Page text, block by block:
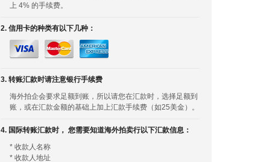
上 4% 的手续费。
2. 信用卡的种类有以下几种：
3. 转账汇款时请注意银行手续费
海外拍企会要求足额到账，所以请您在汇款时，选择足额到
账，或在汇款金额的基础上加上汇款手续费（如25美金）。
4. 国际转账汇款时， 您需要知道海外拍卖行以下汇款信息：
* 收款人名称
* 收款人地址